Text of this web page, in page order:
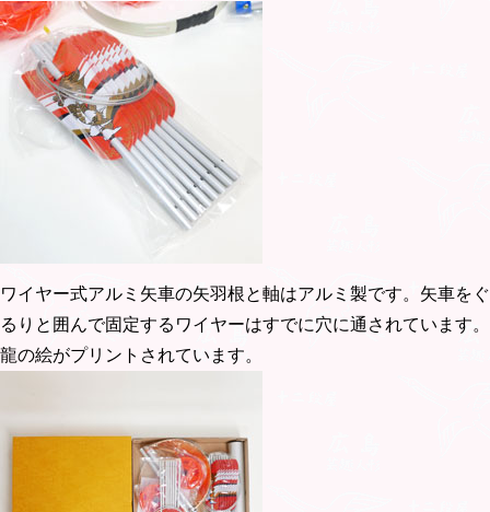
ワイヤー式アルミ矢車の矢羽根と軸はアルミ製です。矢車をぐ
るりと囲んで固定するワイヤーはすでに穴に通されています。
龍の絵がプリントされています。